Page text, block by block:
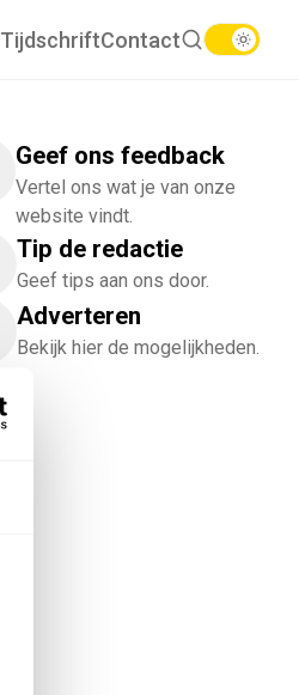
TijdschriftContact
Geef ons feedback
Vertel ons wat je van onze
website vindt.
Tip de redactie
Geef tips aan ons door.
Adverteren
Bekijk hier de mogelijkheden.